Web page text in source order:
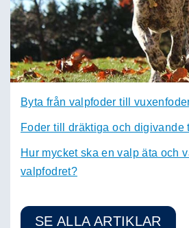
Byta från valpfoder till
Foder till dräktiga och digivande
Hur mycket ska en valp äta och
valpfodret?
SE ALLA ARTIKLAR